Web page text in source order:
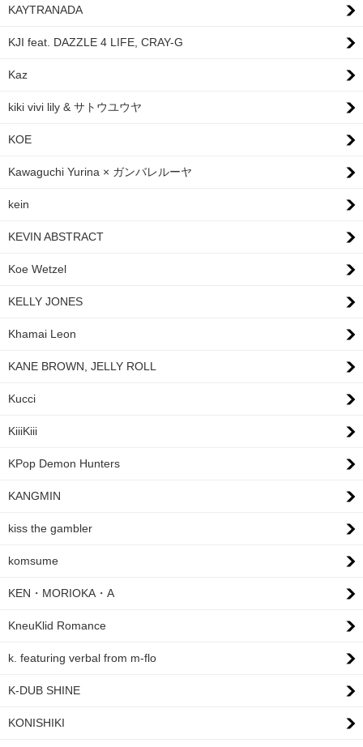
KAYTRANADA
KJI feat. DAZZLE 4 LIFE, CRAY-G
Kaz
kiki vivi lily & サトウユウヤ
KOE
Kawaguchi Yurina × ガンバレルーヤ
kein
KEVIN ABSTRACT
Koe Wetzel
KELLY JONES
Khamai Leon
KANE BROWN, JELLY ROLL
Kucci
KiiiKiii
KPop Demon Hunters
KANGMIN
kiss the gambler
komsume
KEN・MORIOKA・A
KneuKlid Romance
k. featuring verbal from m-flo
K-DUB SHINE
KONISHIKI